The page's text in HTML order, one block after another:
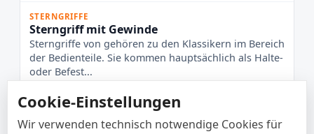
STERNGRIFFE
Sterngriff mit Gewinde
Sterngriffe von gehören zu den Klassikern im Bereich
der Bedienteile. Sie kommen hauptsächlich als Halte-
oder Befest...
8 Varianten ansehen
Cookie-Einstellungen
Wir verwenden technisch notwendige Cookies für